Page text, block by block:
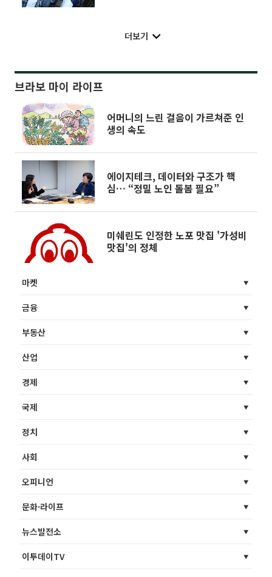
더보기
브라보 마이 라이프
어머니의 느린 걸음이 가르쳐준 인
생의 속도
에이지테크, 데이터와 구조가 핵
심… “정밀 노인 돌봄 필요”
미쉐린도 인정한 노포 맛집 '가성비
맛집'의 정체
마켓
금융
부동산
산업
경제
국제
정치
사회
오피니언
문화·라이프
뉴스발전소
이투데이TV